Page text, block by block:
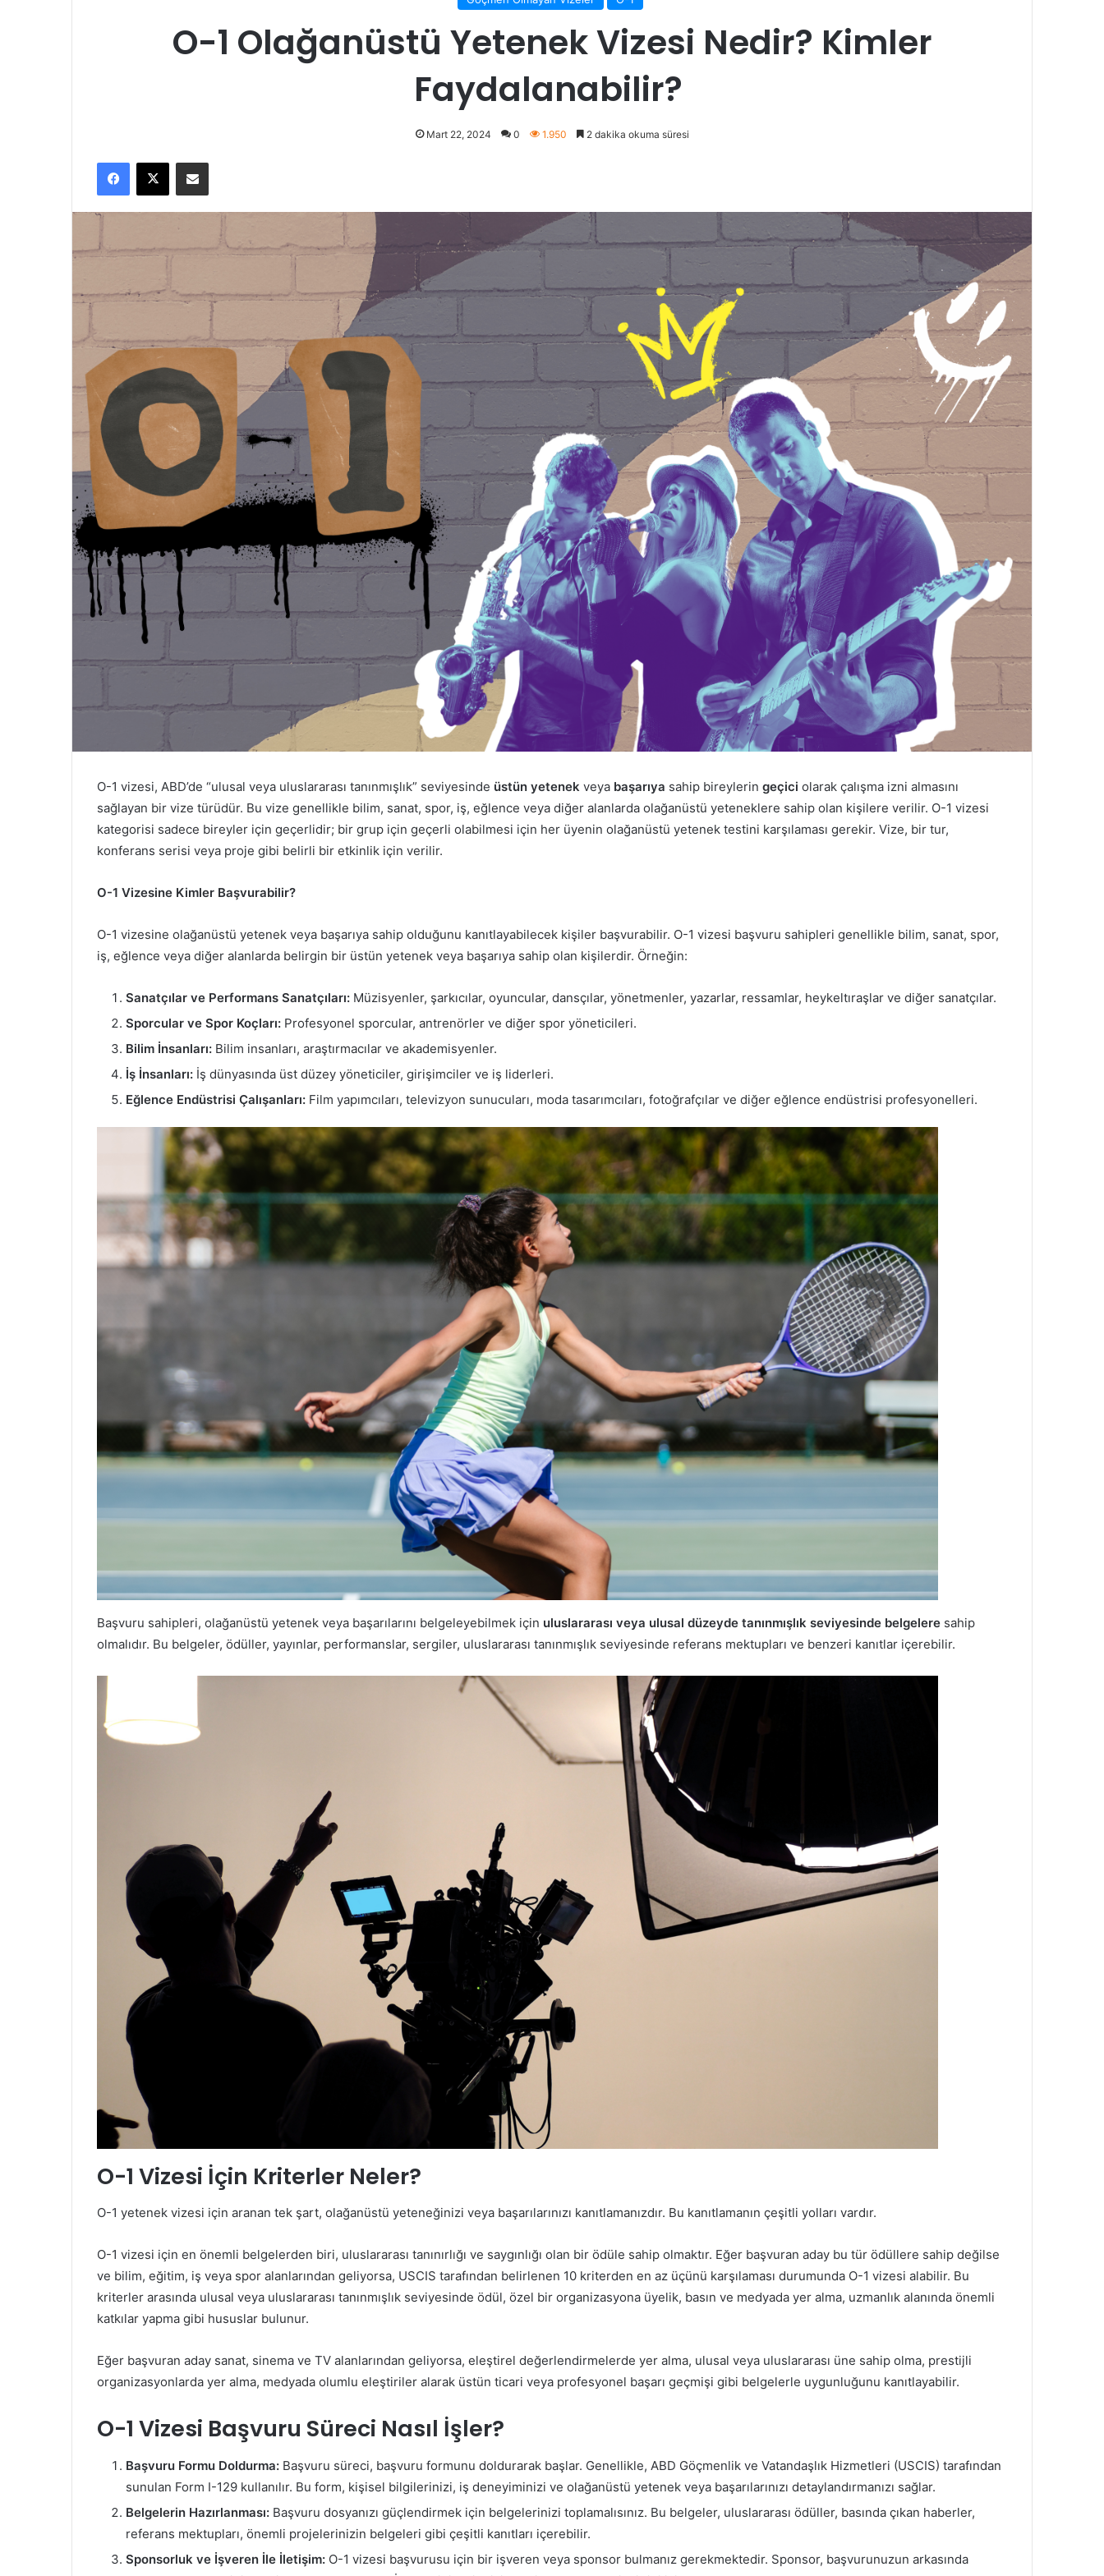
O-1 Olağanüstü Yetenek Vizesi Nedir? Kimler
Faydalanabilir?
Mart 22, 2024 0 1.950 2 dakika okuma süresi
Facebook
X E-Posta ile paylaş
O-1 vizesi, ABD’de “ulusal veya uluslararası tanınmışlık” seviyesinde üstün yetenek veya başarıya sahip bireylerin geçici olarak çalışma izni almasını
sağlayan bir vize türüdür. Bu vize genellikle bilim, sanat, spor, iş, eğlence veya diğer alanlarda olağanüstü yeteneklere sahip olan kişilere verilir. O-1 vizesi
kategorisi sadece bireyler için geçerlidir; bir grup için geçerli olabilmesi için her üyenin olağanüstü yetenek testini karşılaması gerekir. Vize, bir tur,
konferans serisi veya proje gibi belirli bir etkinlik için verilir.
O-1 Vizesine Kimler Başvurabilir?
O-1 vizesine olağanüstü yetenek veya başarıya sahip olduğunu kanıtlayabilecek kişiler başvurabilir. O-1 vizesi başvuru sahipleri genellikle bilim, sanat, spor,
iş, eğlence veya diğer alanlarda belirgin bir üstün yetenek veya başarıya sahip olan kişilerdir. Örneğin:
Sanatçılar ve Performans Sanatçıları: Müzisyenler, şarkıcılar, oyuncular, dansçılar, yönetmenler, yazarlar, ressamlar, heykeltıraşlar ve diğer sanatçılar.
Sporcular ve Spor Koçları: Profesyonel sporcular, antrenörler ve diğer spor yöneticileri.
Bilim İnsanları: Bilim insanları, araştırmacılar ve akademisyenler.
İş İnsanları: İş dünyasında üst düzey yöneticiler, girişimciler ve iş liderleri.
Eğlence Endüstrisi Çalışanları: Film yapımcıları, televizyon sunucuları, moda tasarımcıları, fotoğrafçılar ve diğer eğlence endüstrisi profesyonelleri.
Başvuru sahipleri, olağanüstü yetenek veya başarılarını belgeleyebilmek için uluslararası veya ulusal düzeyde tanınmışlık seviyesinde belgelere sahip
olmalıdır. Bu belgeler, ödüller, yayınlar, performanslar, sergiler, uluslararası tanınmışlık seviyesinde referans mektupları ve benzeri kanıtlar içerebilir.
O-1 Vizesi İçin Kriterler Neler?
O-1 yetenek vizesi için aranan tek şart, olağanüstü yeteneğinizi veya başarılarınızı kanıtlamanızdır. Bu kanıtlamanın çeşitli yolları vardır.
O-1 vizesi için en önemli belgelerden biri, uluslararası tanınırlığı ve saygınlığı olan bir ödüle sahip olmaktır. Eğer başvuran aday bu tür ödüllere sahip değilse
ve bilim, eğitim, iş veya spor alanlarından geliyorsa, USCIS tarafından belirlenen 10 kriterden en az üçünü karşılaması durumunda O-1 vizesi alabilir. Bu
kriterler arasında ulusal veya uluslararası tanınmışlık seviyesinde ödül, özel bir organizasyona üyelik, basın ve medyada yer alma, uzmanlık alanında önemli
katkılar yapma gibi hususlar bulunur.
Eğer başvuran aday sanat, sinema ve TV alanlarından geliyorsa, eleştirel değerlendirmelerde yer alma, ulusal veya uluslararası üne sahip olma, prestijli
organizasyonlarda yer alma, medyada olumlu eleştiriler alarak üstün ticari veya profesyonel başarı geçmişi gibi belgelerle uygunluğunu kanıtlayabilir.
O-1 Vizesi Başvuru Süreci Nasıl İşler?
Başvuru Formu Doldurma: Başvuru süreci, başvuru formunu doldurarak başlar. Genellikle, ABD Göçmenlik ve Vatandaşlık Hizmetleri (USCIS) tarafından
sunulan Form I-129 kullanılır. Bu form, kişisel bilgilerinizi, iş deneyiminizi ve olağanüstü yetenek veya başarılarınızı detaylandırmanızı sağlar.
Belgelerin Hazırlanması: Başvuru dosyanızı güçlendirmek için belgelerinizi toplamalısınız. Bu belgeler, uluslararası ödüller, basında çıkan haberler,
referans mektupları, önemli projelerinizin belgeleri gibi çeşitli kanıtları içerebilir.
Sponsorluk ve İşveren İle İletişim: O-1 vizesi başvurusu için bir işveren veya sponsor bulmanız gerekmektedir. Sponsor, başvurunuzun arkasında